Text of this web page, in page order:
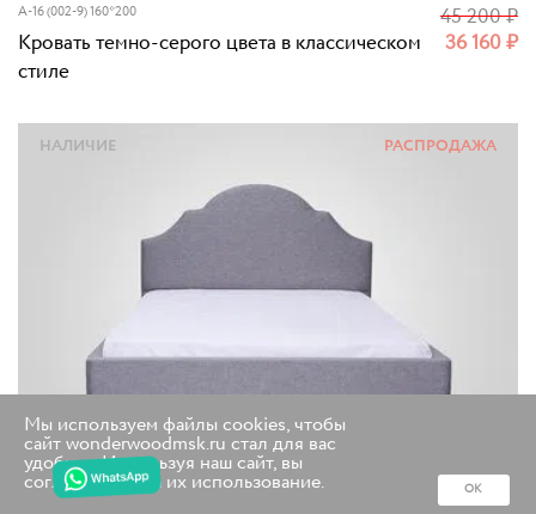
A-16 (002-9) 160*200
Кровать темно-серого цвета в классическом
стиле
36 160₽
45 200₽
РАСПРОДАЖА
НАЛИЧИЕ
ОК
Мы используем файлы cookies, чтобы
сайт wonderwoodmsk.ru стал для вас
удобнее. Используя наш сайт, вы
соглашаетесь на их использование.